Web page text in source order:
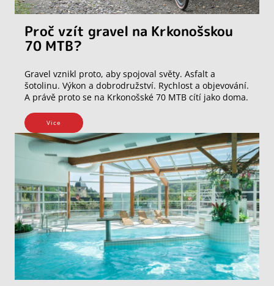
Proč vzít gravel na Krkonošskou
70 MTB?
Gravel vznikl proto, aby spojoval světy. Asfalt a
šotolinu. Výkon a dobrodružství. Rychlost a objevování.
A právě proto se na Krkonošské 70 MTB cítí jako doma.
Vice